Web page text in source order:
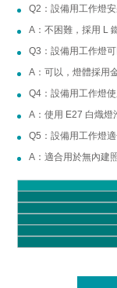
Q2：設備用工作燈
A：不困難，採用 L
Q3：設備用工作燈
A：可以，燈體採用
Q4：設備用工作燈
A：使用 E27 白熾燈
Q5：設備用工作燈
A：適合用於無內建